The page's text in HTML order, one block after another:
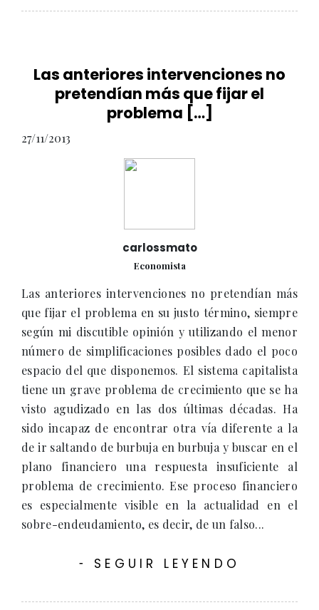
Las anteriores intervenciones no
pretendían más que fijar el
problema […]
27/11/2013
carlossmato
Economista
Las anteriores intervenciones no pretendían más
que fijar el problema en su justo término, siempre
según mi discutible opinión y utilizando el menor
número de simplificaciones posibles dado el poco
espacio del que disponemos. El sistema capitalista
tiene un grave problema de crecimiento que se ha
visto agudizado en las dos últimas décadas. Ha
sido incapaz de encontrar otra vía diferente a la
de ir saltando de burbuja en burbuja y buscar en el
plano financiero una respuesta insuficiente al
problema de crecimiento. Ese proceso financiero
es especialmente visible en la actualidad en el
sobre-endeudamiento, es decir, de un falso...
- SEGUIR LEYENDO